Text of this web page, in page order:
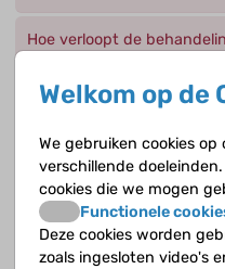
Hoe verloopt de
niertransplantatie?
Hoe wordt de nier
Hoeveel mag je drinken
Kan de ziekte die je had
weer terugkomen in de
Welkom op de
We gebruiken cookies
verschillende
cookies die we mogen
Functionele
Deze cookies worden
zoals ingesloten video's